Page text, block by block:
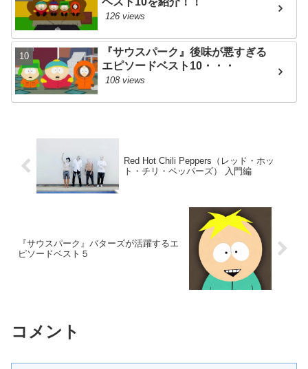
126 views
『サウスパーク』後味が悪すぎる
エピソードベスト10・・・
108 views
Red Hot Chili Peppers（レッド・ホッ
ト・チリ・ペッパーズ） 入門編
『サウスパーク』バターズが活躍するエ
ピソードベスト５
コメント